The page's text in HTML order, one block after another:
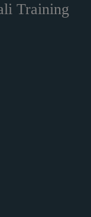
Training